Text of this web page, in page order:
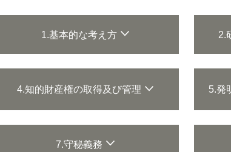
1.基本的な考え方 2.
4.知的財産権の取得及び管理 5.発
7.守秘義務